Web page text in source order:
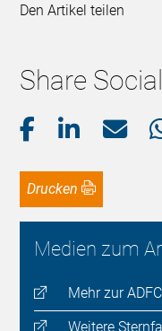
Den Artikel teilen
Share
Drucken
Medien zum
Mehr zur
Weitere